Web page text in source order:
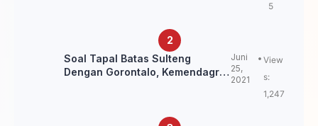
5
Soal Tapal Batas Sulteng
Dengan Gorontalo, Kemendagri:
Juni
25,
2021
View
s:
1,247